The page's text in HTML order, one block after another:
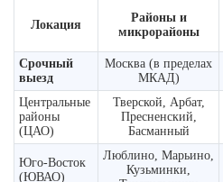
Локация
Районы и
микрорайоны
Срочный
выезд
Москва (в пределах
МКАД)
Центральные
районы
(ЦАО)
Тверской, Арбат,
Пресненский,
Басманный
Юго-Восток
(ЮВАО)
Люблино, Марьино,
Кузьминки,